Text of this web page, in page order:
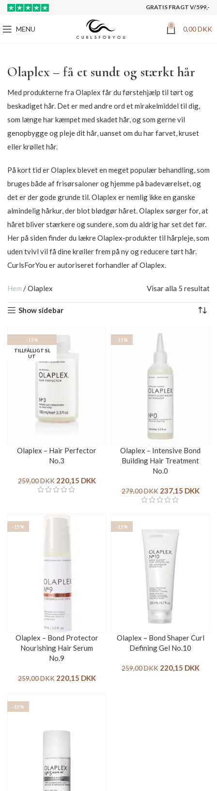
GRATIS FRAGT V/599,-
MENU 0 0,00DKK
Olaplex – få et sundt og stærkt hår
Med produkterne fra Olaplex får du førstehjælp til tørt og
beskadiget hår. Det er med andre ord et mirakelmiddel til dig,
som længe har kæmpet med skadet hår, og som gerne vil
genopbygge og pleje dit hår, uanset om du har farvet, kruset
eller krøllet hår.
På kort tid er Olaplex blevet en meget populær behandling, som
bruges både af frisørsaloner og hjemme på badeværelset, og
det er der gode grunde til. Olaplex er nemlig ikke en ganske
almindelig hårkur, der blot blødgør håret. Olaplex sørger for, at
håret bliver stærkere og sundere, som du aldrig har set det før.
Her på siden finder du lækre Olaplex-produkter til hårpleje, som
uden tvivl vil få dine krøller frem på ny og reducere tørt hår.
CurlsForYou er autoriseret forhandler af Olaplex.
Hem /Olaplex Visar alla 5 resultat
Show sidebar
-15%
TILLFÄLLIGT SL
UT
Olaplex – Hair Perfector
No.3
259,00DKK 220,15 DKK
-15%
Olaplex – Intensive Bond
Building Hair Treatment
No.0
279,00DKK 237,15 DKK
-15%
Olaplex – Bond Protector
Nourishing Hair Serum
No.9
259,00DKK 220,15 DKK
-15%
Olaplex – Bond Shaper Curl
Defining Gel No.10
259,00DKK 220,15 DKK
-15%